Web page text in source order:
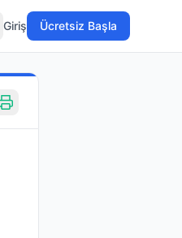
Giriş Ücretsiz Başla